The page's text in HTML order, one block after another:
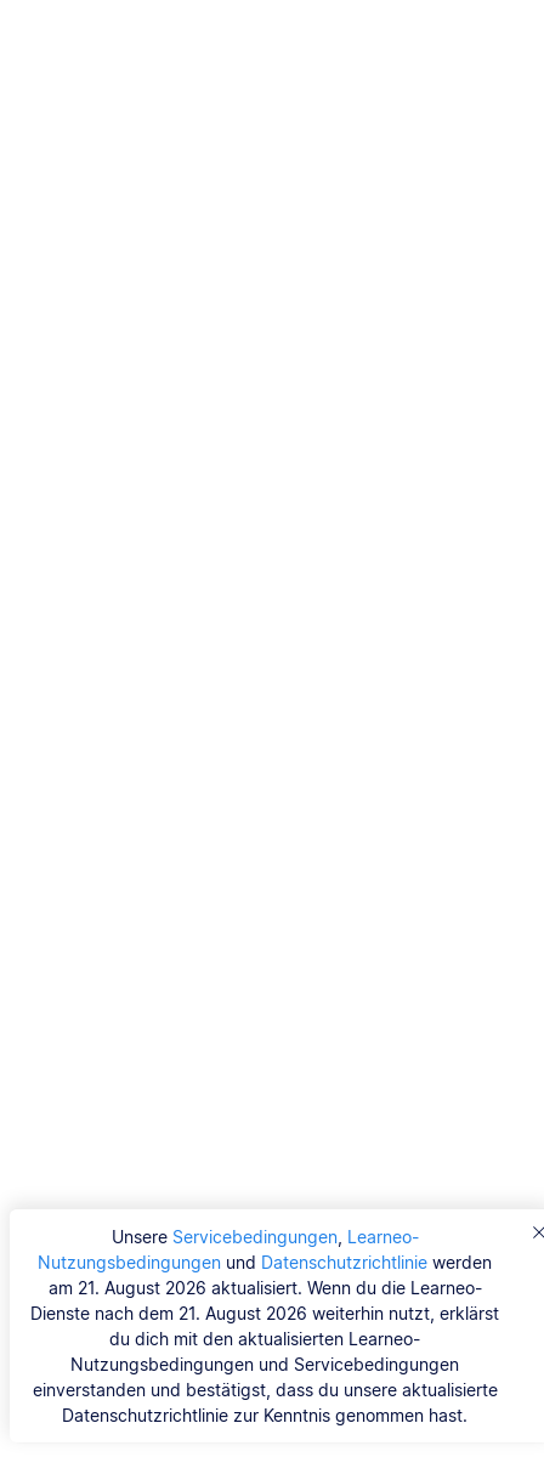
Unsere Servicebedingungen, Learneo-
Nutzungsbedingungen und Datenschutzrichtlinie werden
am 21. August 2026 aktualisiert. Wenn du die Learneo-
Dienste nach dem 21. August 2026 weiterhin nutzt, erklärst
du dich mit den aktualisierten Learneo-
Nutzungsbedingungen und Servicebedingungen
einverstanden und bestätigst, dass du unsere aktualisierte
Datenschutzrichtlinie zur Kenntnis genommen hast.